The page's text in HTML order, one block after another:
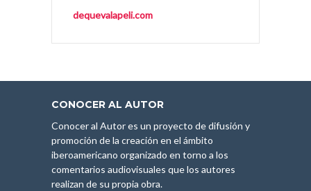
dequevalapeli.com
CONOCER AL AUTOR
Conocer al Autor es un proyecto de difusión y
promoción de la creación en el ámbito
iberoamericano organizado en torno a los
comentarios audiovisuales que los autores
realizan de su propia obra.